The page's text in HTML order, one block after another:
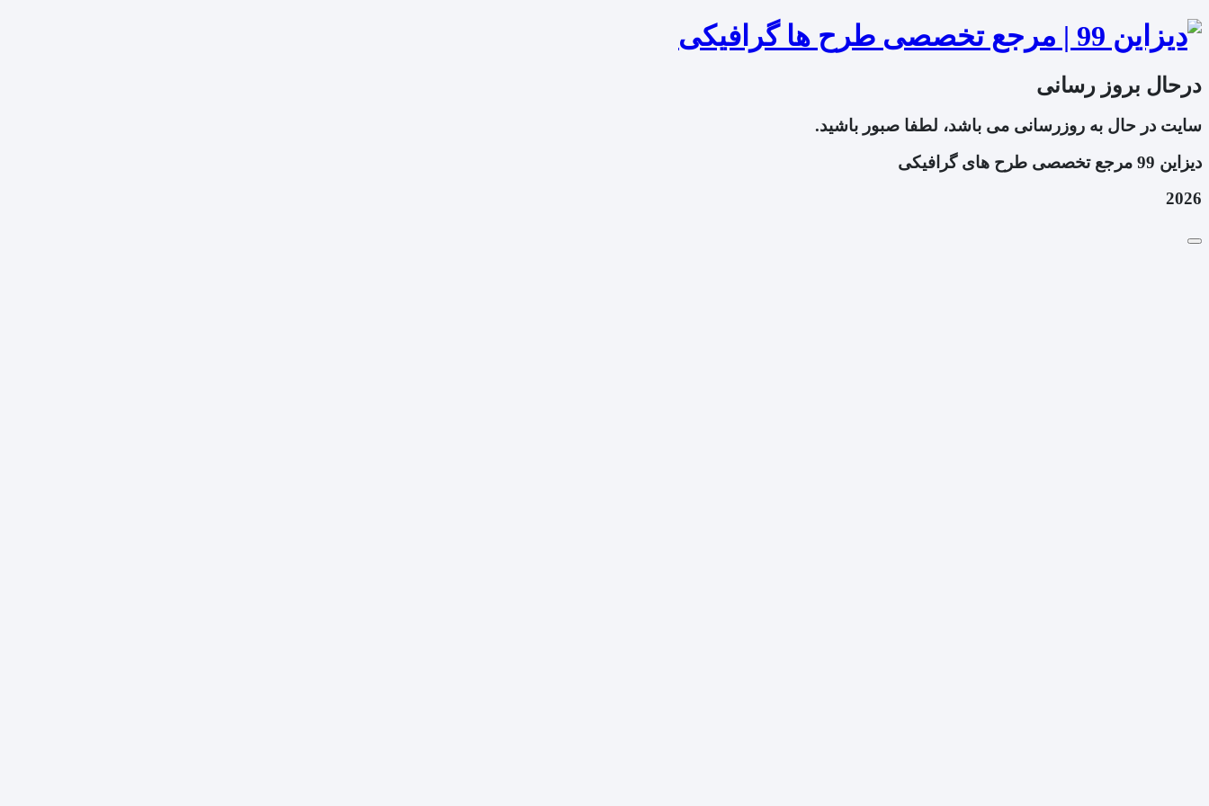
درحال بروز رسانی
سایت در حال به روزرسانی می باشد، لطفا صبور باشید.
دیزاین 99 مرجع تخصصی طرح های گرافیکی
2026